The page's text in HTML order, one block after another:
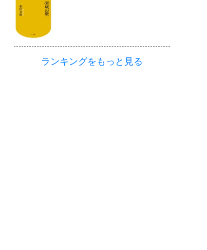
ランキングをもっと見る